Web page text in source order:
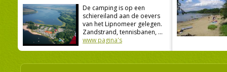
De camping is op een
schiereiland aan de oevers
van het Lipnomeer gelegen.
Zandstrand, tennisbanen, ...
www pagina's